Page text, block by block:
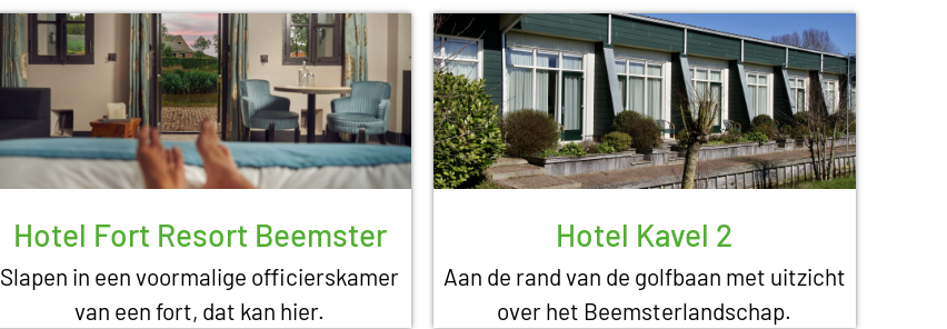
Hotel Fort Resort Beemster
Slapen in een voormalige officierskamer
van een fort, dat kan hier.
Hotel Kavel 2
Aan de rand van de golfbaan met uitzicht
over het Beemsterlandschap.